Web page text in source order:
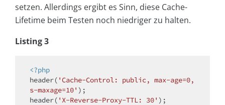
setzen. Allerdings ergibt es Sinn, diese Cache-
Lifetime beim Testen noch niedriger zu halten.
Listing 3
<?php
header( 'Cache-Control: public, max-age=0,
s-maxage=10' );
header( 'X-Reverse-Proxy-TTL: 30' );